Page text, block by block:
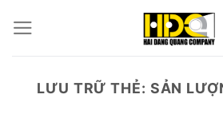
qua
LƯU TRỮ THẺ: SẢN